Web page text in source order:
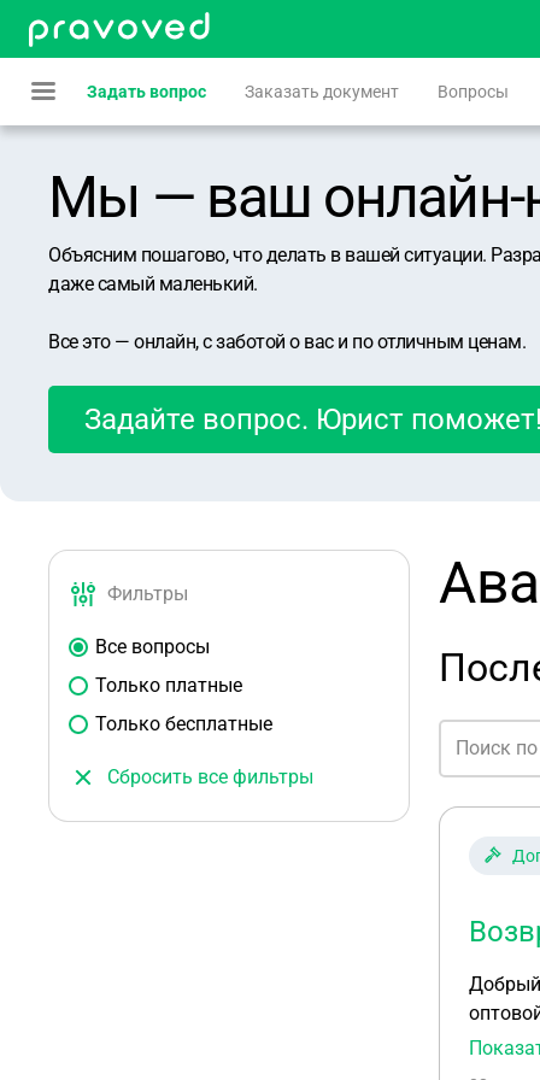
Задать вопрос Заказать документ Вопросы
Мы — ваш онлайн-
Объясним пошагово, что делать в вашей ситуации.
даже самый маленький.
Все это — онлайн, с заботой о вас и по отличным ценам.
Задайте вопрос. Юрист поможет!
Фильтры
Все вопросы
Только платные
Только бесплатные
Сбросить все фильтры
Добрый день! Одно ООО Перечислило другому ООО "депозит"